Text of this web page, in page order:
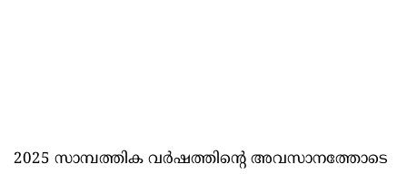
2025 സാമ്പത്തിക വർഷത്തിന്റെ അവസാനത്തോടെ